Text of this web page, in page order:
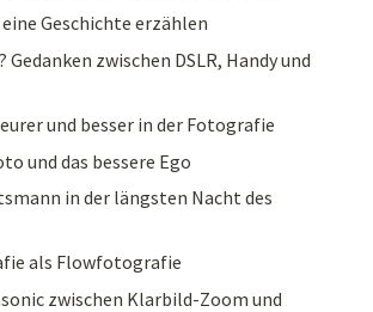
Geschichte erzählen
zwischen DSLR, Handy und
und besser in der Fotografie
und das bessere Ego
in der längsten Nacht des
als Flowfotografie
zwischen Klarbild-Zoom und